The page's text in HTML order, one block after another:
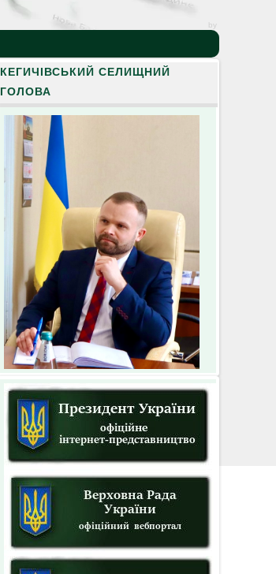
by
КЕГИЧІВСЬКИЙ СЕЛИЩНИЙ
ГОЛОВА